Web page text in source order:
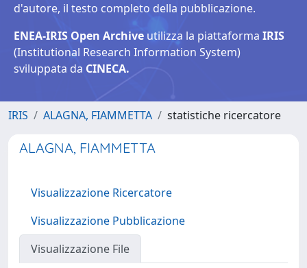
d'autore, il testo completo della pubblicazione.
ENEA-IRIS Open Archive utilizza la piattaforma IRIS
(Institutional Research Information System)
sviluppata da CINECA.
IRIS ALAGNA, FIAMMETTA statistiche ricercatore
ALAGNA, FIAMMETTA
Visualizzazione Ricercatore
Visualizzazione Pubblicazione
Visualizzazione File